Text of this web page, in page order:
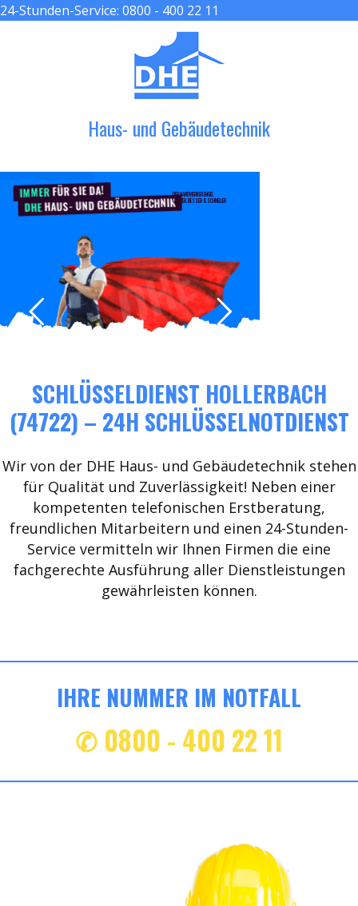
24-Stunden-Service: 0800 - 400 22 11
Haus- und Gebäudetechnik
IMMERFÜR SIE DA!
DHEHAUS- UND GEBÄUDETECHNIK
DER HANDWERKER ENGEL
GRÖßER, BESSER & SCHNELLER
SCHLÜSSELDIENST HOLLERBACH
(74722) – 24H SCHLÜSSELNOTDIENST
Wir von der DHE Haus- und Gebäudetechnik stehen
für Qualität und Zuverlässigkeit! Neben einer
kompetenten telefonischen Erstberatung,
freundlichen Mitarbeitern und einen 24-Stunden-
Service vermitteln wir Ihnen Firmen die eine
fachgerechte Ausführung aller Dienstleistungen
gewährleisten können.
IHRE NUMMER IM NOTFALL
✆ 0800 - 400 22 11